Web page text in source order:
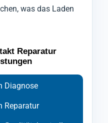
was das Laden
Reparatur
Diagnose
Reparatur